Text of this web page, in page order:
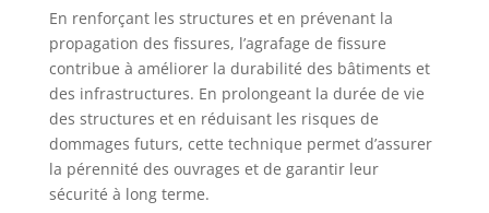
En renforçant les structures et en prévenant la
propagation des fissures, l’agrafage de fissure
contribue à améliorer la durabilité des bâtiments et
des infrastructures. En prolongeant la durée de vie
des structures et en réduisant les risques de
dommages futurs, cette technique permet d’assurer
la pérennité des ouvrages et de garantir leur
sécurité à long terme.